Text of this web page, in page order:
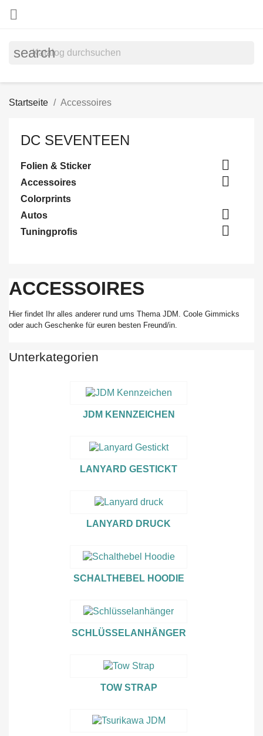

search
Startseite Accessoires
DC SEVENTEEN
Folien & Sticker 
Accessoires 
Colorprints
Autos

Tuningprofis 
ACCESSOIRES
Hier findet Ihr alles anderer rund ums Thema JDM. Coole Gimmicks
oder auch Geschenke für euren besten Freund/in.
Unterkategorien
JDM KENNZEICHEN
LANYARD GESTICKT
LANYARD DRUCK
SCHALTHEBEL HOODIE
SCHLÜSSELANHÄNGER
TOW STRAP